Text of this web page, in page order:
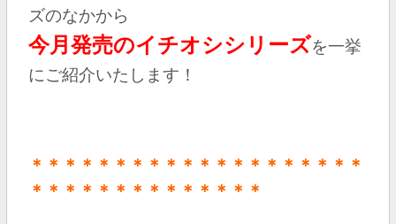
ズのなかから
今月発売のイチオシシリーズを一挙
にご紹介いたします！
＊＊＊＊＊＊＊＊＊＊＊＊＊＊＊＊＊＊＊＊
＊＊＊＊＊＊＊＊＊＊＊＊＊＊